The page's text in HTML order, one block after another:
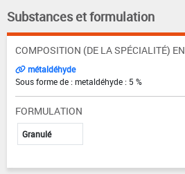
Substances et formulation
COMPOSITION (DE LA SPÉCIALITÉ)
métaldéhyde
Sous forme de : metaldéhyde : 5 %
FORMULATION
Granulé